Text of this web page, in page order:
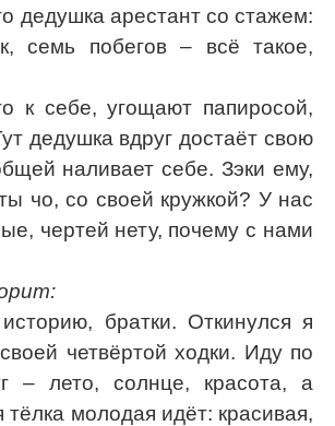
дедушка арестант со стажем:
семь побегов – всё такое,
к себе, угощают папиросой,
дедушка вдруг достаёт свою
наливает себе. Зэки ему,
чо, со своей кружкой? У нас
чертей нету, почему с нами
братки. Откинулся я
четвёртой ходки. Иду по
– лето, солнце, красота, а
тёлка молодая идёт: красивая,